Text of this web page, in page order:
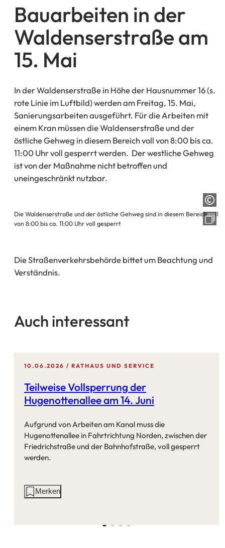
Bauarbeiten in der
Waldenserstraße am
15. Mai
In der Waldenserstraße in Höhe der Hausnummer 16 (s.
rote Linie im Luftbild) werden am Freitag, 15. Mai,
Sanierungsarbeiten ausgeführt. Für die Arbeiten mit
einem Kran müssen die Waldenserstraße und der
östliche Gehweg in diesem Bereich voll von 8:00 bis ca.
11:00 Uhr voll gesperrt werden. Der westliche Gehweg
ist von der Maßnahme nicht betroffen und
uneingeschränkt nutzbar.
Die Waldenserstraße und der östliche Gehweg sind in diesem Bereich voll
von 8:00 bis ca. 11:00 Uhr voll gesperrt
Die Straßenverkehrsbehörde bittet um Beachtung und
Verständnis.
Auch interessant
10.06.2026 RATHAUS UND SERVICE
Teilweise Vollsperrung der
Hugenottenallee am 14. Juni
Aufgrund von Arbeiten am Kanal muss die
Hugenottenallee in Fahrtrichtung Norden, zwischen der
Friedrichstraße und der Bahnhofstraße, voll gesperrt
werden.
AktionenMerken